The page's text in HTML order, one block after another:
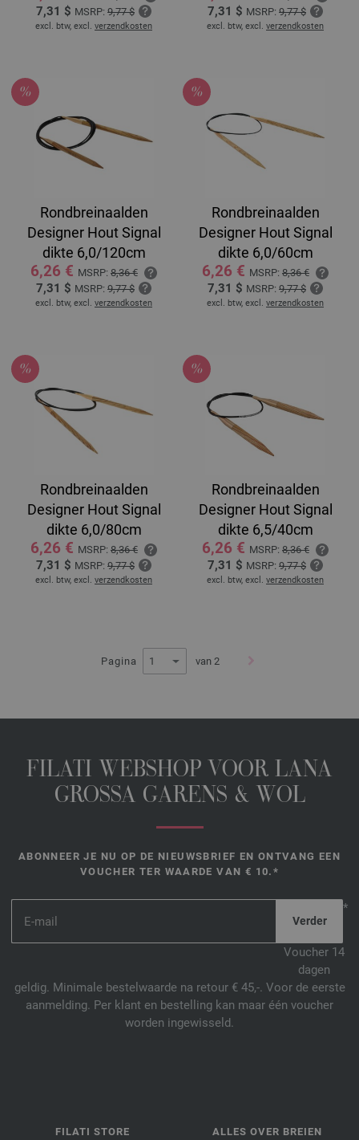
7,31 $ MSRP: 9,77 $
excl. btw, excl. verzendkosten
7,31 $ MSRP: 9,77 $
excl. btw, excl. verzendkosten
Rondbreinaalden
Designer Hout Signal
dikte 6,0/120cm
6,26 € MSRP: 8,36 €
7,31 $ MSRP: 9,77 $
excl. btw, excl. verzendkosten
Rondbreinaalden
Designer Hout Signal
dikte 6,0/60cm
6,26 € MSRP: 8,36 €
7,31 $ MSRP: 9,77 $
excl. btw, excl. verzendkosten
Rondbreinaalden
Designer Hout Signal
dikte 6,0/80cm
6,26 € MSRP: 8,36 €
7,31 $ MSRP: 9,77 $
excl. btw, excl. verzendkosten
Rondbreinaalden
Designer Hout Signal
dikte 6,5/40cm
6,26 € MSRP: 8,36 €
7,31 $ MSRP: 9,77 $
excl. btw, excl. verzendkosten
Pagina van 2
FILATI WEBSHOP VOOR LANA
GROSSA GARENS & WOL
ABONNEER JE NU OP DE NIEUWSBRIEF EN ONTVANG EEN
VOUCHER TER WAARDE VAN € 10.*
*
Voucher 14
dagen
geldig. Minimale bestelwaarde na retour € 45,-. Voor de eerste
aanmelding. Per klant en bestelling kan maar één voucher
worden ingewisseld.
FILATI STORE ALLES OVER BREIEN